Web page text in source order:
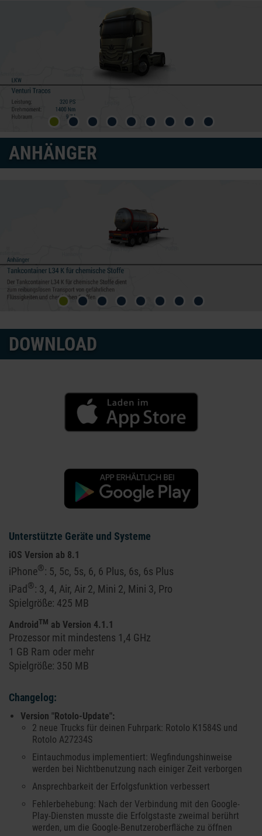
ANHÄNGER
DOWNLOAD
Unterstützte Geräte und Systeme
iOS Version ab 8.1
iPhone®: 5, 5c, 5s, 6, 6 Plus, 6s, 6s Plus
iPad®: 3, 4, Air, Air 2, Mini 2, Mini 3, Pro
Spielgröße: 425 MB
AndroidTM ab Version 4.1.1
Prozessor mit mindestens 1,4 GHz
1 GB Ram oder mehr
Spielgröße: 350 MB
Changelog:
Version "Rotolo-Update":
2 neue Trucks für deinen Fuhrpark: Rotolo K1584S und
Rotolo A27234S
Eintauchmodus implementiert: Wegfindungshinweise
werden bei Nichtbenutzung nach einiger Zeit verborgen
Ansprechbarkeit der Erfolgsfunktion verbessert
Fehlerbehebung: Nach der Verbindung mit den Google-
Play-Diensten musste die Erfolgstaste zweimal berührt
werden, um die Google-Benutzeroberfläche zu öffnen